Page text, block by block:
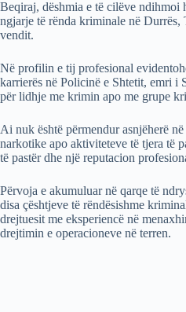
Beqiraj, dëshmia e të cilëve ndihmoi
ngjarje të rënda kriminale në Durrës,
vendit.
Në profilin e tij profesional
karrierës në Policinë e Shtetit, emri i
për lidhje me krimin apo me grupe
Ai nuk është përmendur asnjëherë
narkotike apo aktiviteteve të tjera të
të pastër dhe një reputacion
Përvoja e akumuluar në qarqe të
disa çështjeve të rëndësishme
drejtuesit me eksperiencë në
drejtimin e operacioneve në terren.